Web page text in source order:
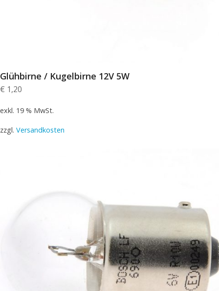
Glühbirne / Kugelbirne 12V 5W
€ 1,20
exkl. 19 % MwSt.
zzgl. Versandkosten